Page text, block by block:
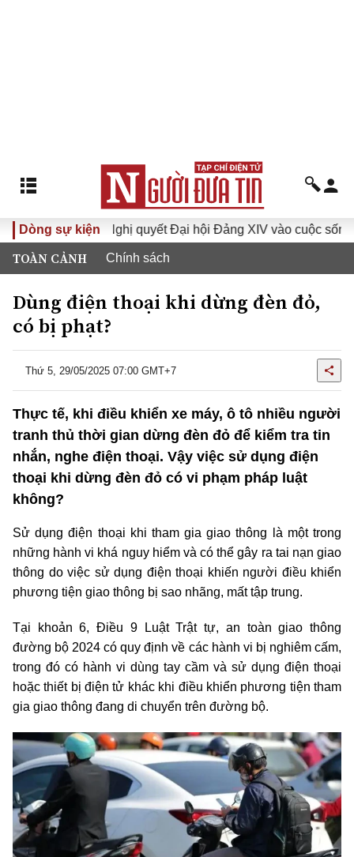
Dòng sự kiện
Đưa Nghị quyết Đại hội Đảng XIV vào cuộc sống
TOÀN CẢNH Chính sách
Dùng điện thoại khi dừng đèn đỏ,
có bị phạt?
Thứ 5, 29/05/2025 07:00 GMT+7
Thực tế, khi điều khiển xe máy, ô tô nhiều người
tranh thủ thời gian dừng đèn đỏ để kiểm tra tin
nhắn, nghe điện thoại. Vậy việc sử dụng điện
thoại khi dừng đèn đỏ có vi phạm pháp luật
không?
Sử dụng điện thoại khi tham gia giao thông là một trong
những hành vi khá nguy hiểm và có thể gây ra tai nạn giao
thông do việc sử dụng điện thoại khiến người điều khiển
phương tiện giao thông bị sao nhãng, mất tập trung.
Tại khoản 6, Điều 9 Luật Trật tự, an toàn giao thông
đường bộ 2024 có quy định về các hành vi bị nghiêm cấm,
trong đó có hành vi dùng tay cầm và sử dụng điện thoại
hoặc thiết bị điện tử khác khi điều khiển phương tiện tham
gia giao thông đang di chuyển trên đường bộ.